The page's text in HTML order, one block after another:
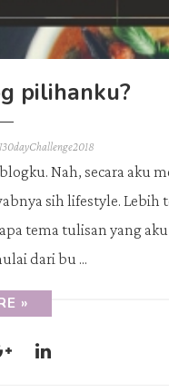
pilihanku?
Nah, secara aku
sih lifestyle. Lebih
tema tulisan yang
dari bu ...
»